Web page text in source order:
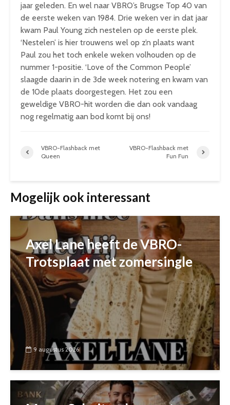
jaar geleden. En wel naar VBRO’s Brugse Top 40 van
de eerste weken van 1984. Drie weken ver in dat jaar
kwam Paul Young zich nestelen op de eerste plek.
‘Nestelen’ is hier trouwens wel op z’n plaats want
Paul zou het toch enkele weken volhouden op de
nummer 1-positie. ‘Love of the Common People’
slaagde daarin in de 3de week notering en kwam van
de 10de plaats doorgestegen. Het zou een
geweldige VBRO-hit worden die dan ook vandaag
nog regelmatig aan bod komt bij ons!
VBRO-Flashback met
Queen
VBRO-Flashback met
Fun Fun
Mogelijk ook interessant
Axel Lane heeft de VBRO-
Trotsplaat met zomersingle
9 augustus 2026